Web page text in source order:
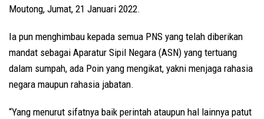
Moutong, Jumat, 21 Januari 2022.
Ia pun menghimbau kepada semua PNS yang telah diberikan
mandat sebagai Aparatur Sipil Negara (ASN) yang tertuang
dalam sumpah, ada Poin yang mengikat, yakni menjaga rahasia
negara maupun rahasia jabatan.
“Yang menurut sifatnya baik perintah ataupun hal lainnya patut